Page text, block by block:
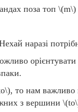
поза топ \(m\)
наразі
, то нам важливо
з вершини